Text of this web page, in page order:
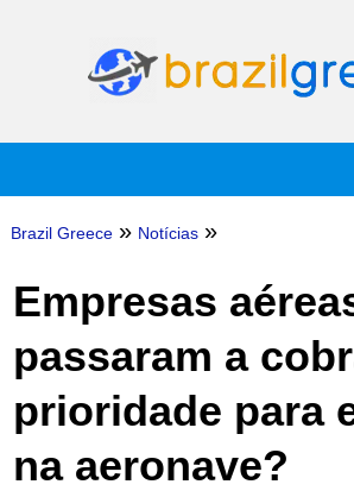
Brazil Greece » Notícias »
Empresas
passaram a
prioridade para
na aeronave?